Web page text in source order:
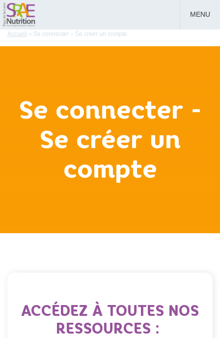
MENU
Accueil » Se connecter – Se créer un compte
Se connecter -
Se créer un
compte
ACCÉDEZ À TOUTES NOS
RESSOURCES :